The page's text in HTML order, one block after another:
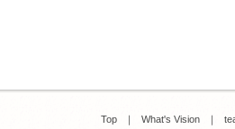
Top What's Vision